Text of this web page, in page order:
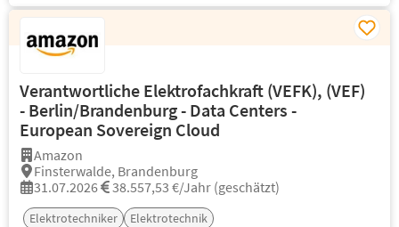
Verantwortliche Elektrofachkraft (VEFK), (VEF)
- Berlin/Brandenburg - Data Centers -
European Sovereign Cloud
Amazon
Finsterwalde, Brandenburg
31.07.2026
38.557,53 €/Jahr (geschätzt)
Elektrotechniker
Elektrotechnik